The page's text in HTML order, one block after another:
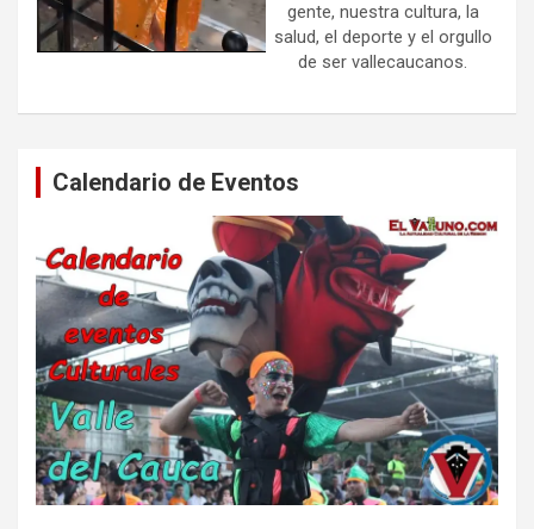
gente, nuestra cultura, la
salud, el deporte y el orgullo
de ser vallecaucanos.
Calendario de Eventos